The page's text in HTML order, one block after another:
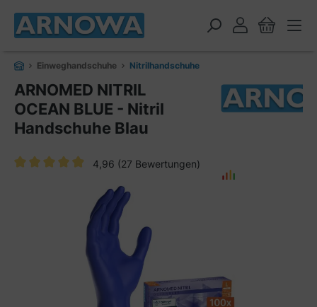
springen
Einweghandschuhe Nitrilhandschuhe
ARNOMED NITRIL
OCEAN BLUE - Nitril
Handschuhe Blau
Durchschnittliche Bewertung von 4.9 von 5 Sternen
4,96 (27 Bewertungen)
Bildergalerie überspringen